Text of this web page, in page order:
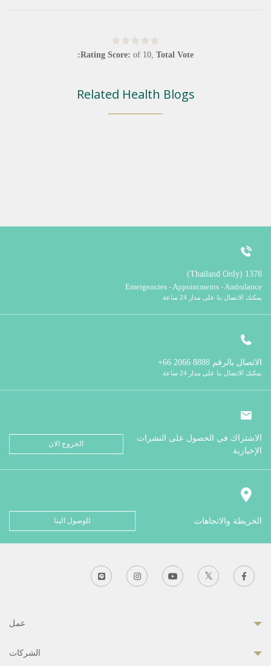
Rating Score: of 10, Total Vote:
Related Health Blogs
1378 (Thailand Only)
Emergencies - Appointments - Ambulance
يمكنك الاتصال بنا على مدار 24 ساعة
الاتصال بالرقم
يمكنك الاتصال بنا على مدار 24 ساعة
الاشتراك في الحصول على النشرات
الإخبارية
الخروج الان
الخريطة والاتجاهات للوصول الينا
عمل
الشركات